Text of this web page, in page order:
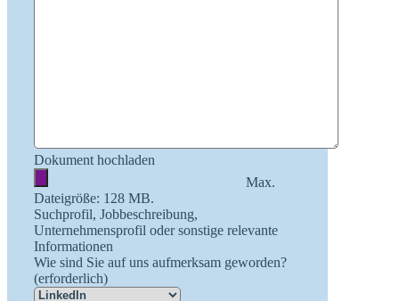
Dokument hochladen
Max.
Dateigröße: 128 MB.
Suchprofil, Jobbeschreibung,
Unternehmensprofil oder sonstige relevante
Informationen
Wie sind Sie auf uns aufmerksam geworden?
(erforderlich)